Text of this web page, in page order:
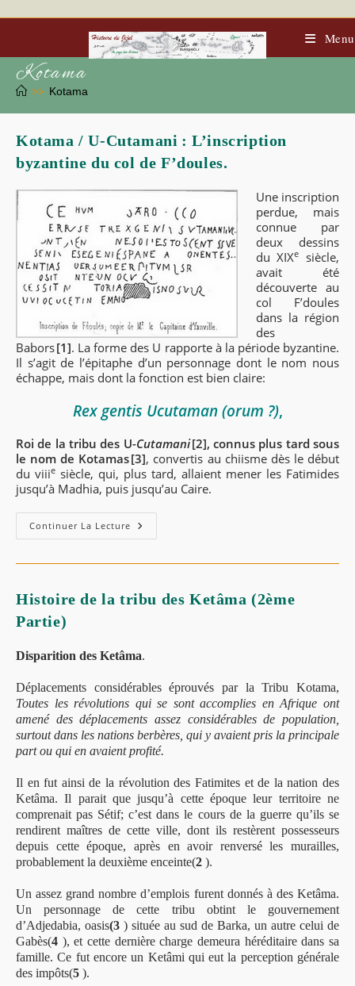
to
Menu
Kotama
>> Kotama
Kotama / U-Cutamani : L’inscription
byzantine du col de F’doules.
Une inscription
perdue, mais
connue par
deux dessins
duXIXe siècle,
avait été
découverte au
col F’doules
dans la région
des
Babors[1]. La forme des U rapporte à la période byzantine.
Il s’agit de l’épitaphe d’un personnage dont le nom nous
échappe, mais dont la fonction est bien claire:
Rexgentis Ucutaman (orum ?),
Roi de la tribu des U-Cutamani[2], connus plus tard sous
le nom de Kotamas [3], convertis au chiisme dès le début
du viiie siècle, qui, plus tard, allaient mener les Fatimides
jusqu’à Madhia, puis jusqu’au Caire.
Continuer La Lecture Kotama
/
Du
Col
Histoire de la tribu des Ketâma (2ème
Partie)
Disparition des Ketâma.
Déplacements considérables éprouvés par la Tribu Kotama,
Toutes les révolutions qui se sont accomplies en Afrique ont
amené des déplacements assez considérables de population,
surtout dans les nations berbères, qui y avaient pris la principale
part ou qui en avaient profité.
Il en fut ainsi de la révolution des Fatimites et de la nation des
Ketâma. Il parait que jusqu’à cette époque leur territoire ne
comprenait pas Sétif; c’est dans le cours de la guerre qu’ils se
rendirent maîtres de cette ville, dont ils restèrent possesseurs
depuis cette époque, après en avoir renversé les murailles,
probablement la deuxième enceinte(2 ).
Un assez grand nombre d’emplois furent donnés à des Ketâma.
Un personnage de cette tribu obtint le gouvernement
d’Adjedabia, oasis(3 ) située au sud de Barka, un autre celui de
Gabès(4 ), et cette dernière charge demeura héréditaire dans sa
famille. Ce fut encore un Ketâmi qui eut la perception générale
des impôts(5 ).